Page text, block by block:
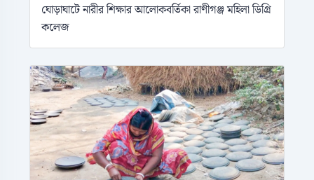
ঘোড়াঘাটে নারীর শিক্ষার আলোকবর্তিকা রাণীগঞ্জ মহিলা ডিগ্রি
কলেজ